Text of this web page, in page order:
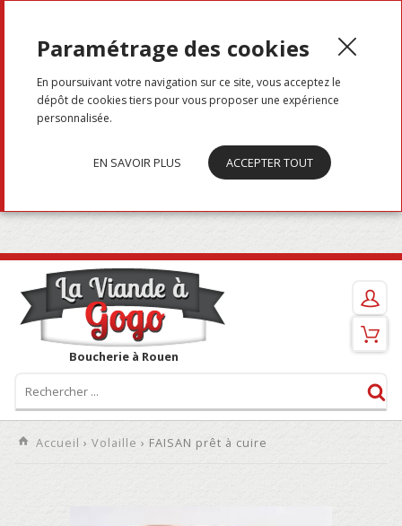
Boucherie à Rouen
Accueil ›Volaille › FAISAN prêt à cuire
Paramétrage des cookies
En poursuivant votre navigation sur ce site, vous acceptez le
dépôt de cookies tiers pour vous proposer une expérience
personnalisée.
EN SAVOIR PLUS ACCEPTER TOUT